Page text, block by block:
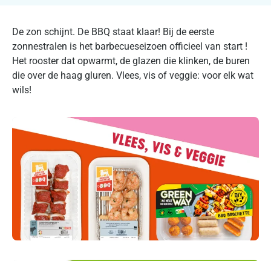
De zon schijnt. De BBQ staat klaar! Bij de eerste
zonnestralen is het barbecueseizoen officieel van start !
Het rooster dat opwarmt, de glazen die klinken, de buren
die over de haag gluren. Vlees, vis of veggie: voor elk wat
wils!